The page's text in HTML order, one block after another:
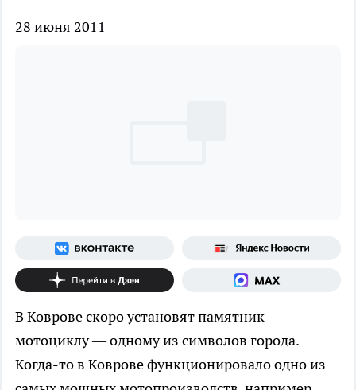
28 июня 2011
В Коврове скоро установят памятник
мотоциклу — одному из символов города.
Когда-то в Коврове функционировало одно из